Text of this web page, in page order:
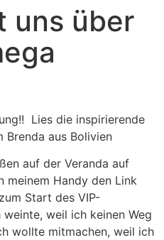
uns über
Lies die inspirierende
Brenda aus Bolivien
auf der Veranda auf
meinem Handy den Link
Start des VIP-
weil ich keinen Weg
wollte mitmachen, weil ich